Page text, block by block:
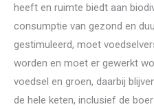
heeft en ruimte biedt aan
consumptie van gezond en
gestimuleerd, moet
worden en moet er gewerkt
voedsel en groen, daarbij
de hele keten, inclusief de